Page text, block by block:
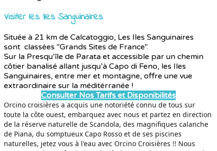
Visiter les Iles Sanguinaires
Située à 21 km de Calcatoggio, Les Iles Sanguinaires
sont classées "Grands Sites de France".
Sur la Presqu’île de Parata et accessible par un chemin
côtier banalisé allant jusqu’à Capo di Feno, les Iles
Sanguinaires, entre mer et montagne, offre une vue
extraordinaire sur la méditérranée !
Consulter Nos Tarifs et Disponibilités
Orcino croisières a acquis une notoriété connu de tous sur
toute la côte ouest, embarquez avec nous et partez en direction
de la réserve naturelle de Scandola, des magnifiques calanche
de Piana, du somptueux Capo Rosso et de ses piscines
naturelles, jetez vous à l'eau avec Orcino Croisières !! Nous